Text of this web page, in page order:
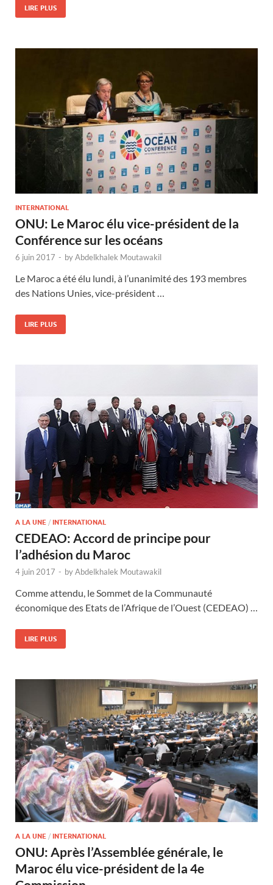
LIRE PLUS
INTERNATIONAL
ONU: Le Maroc élu vice-président de la
Conférence sur les océans
6 juin 2017 - byAbdelkhalek Moutawakil
Le Maroc a été élu lundi, à l’unanimité des 193 membres
des Nations Unies, vice-président …
LIRE PLUS
A LA UNE / INTERNATIONAL
CEDEAO: Accord de principe pour
l’adhésion du Maroc
4 juin 2017 - byAbdelkhalek Moutawakil
Comme attendu, le Sommet de la Communauté
économique des Etats de l’Afrique de l’Ouest (CEDEAO) …
LIRE PLUS
A LA UNE / INTERNATIONAL
ONU: Après l’Assemblée générale, le
Maroc élu vice-président de la 4e